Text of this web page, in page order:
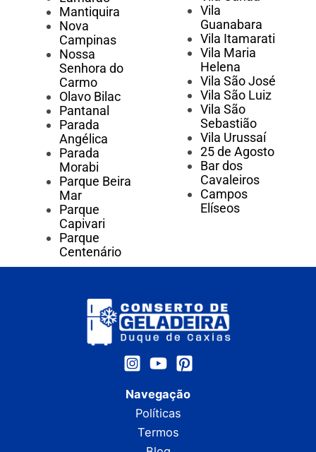
Mantiquira
Nova
Campinas
Nossa
Senhora do
Carmo
Olavo Bilac
Pantanal
Parada
Angélica
Parada
Morabi
Parque Beira
Mar
Parque
Capivari
Parque
Centenário
Vila
Guanabara
Vila Itamarati
Vila Maria
Helena
Vila São José
Vila São Luiz
Vila São
Sebastião
Vila Urussaí
25 de Agosto
Bar dos
Cavaleiros
Campos
Elíseos
Navegação
Políticas
Termos